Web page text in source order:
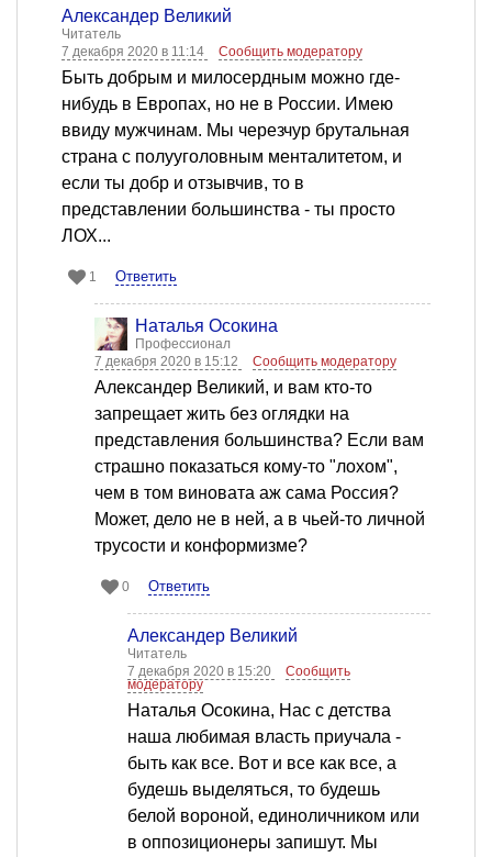
Александер Великий
Читатель
7 декабря 2020 в 11:14
Сообщить модератору
Быть добрым и милосердным можно где-
нибудь в Европах, но не в России. Имею
ввиду мужчинам. Мы черезчур брутальная
страна с полууголовным менталитетом, и
если ты добр и отзывчив, то в
представлении большинства - ты просто
ЛОХ...
1 Ответить
Наталья Осокина
Профессионал
7 декабря 2020 в 15:12
Сообщить модератору
Александер Великий, и вам кто-то
запрещает жить без оглядки на
представления большинства? Если вам
страшно показаться кому-то "лохом",
чем в том виновата аж сама Россия?
Может, дело не в ней, а в чьей-то личной
трусости и конформизме?
0 Ответить
Александер Великий
Читатель
7 декабря 2020 в 15:20
Сообщить
модератору
Наталья Осокина, Нас с детства
наша любимая власть приучала -
быть как все. Вот и все как все, а
будешь выделяться, то будешь
белой вороной, единоличником или
в оппозиционеры запишут. Мы